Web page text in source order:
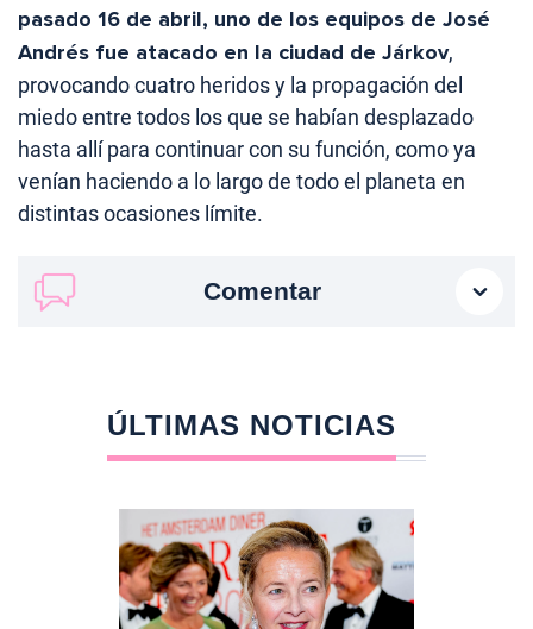
pasado 16 de abril, uno de los equipos de José
Andrés fue atacado en la ciudad de Járkov,
provocando cuatro heridos y la propagación del
miedo entre todos los que se habían desplazado
hasta allí para continuar con su función, como ya
venían haciendo a lo largo de todo el planeta en
distintas ocasiones límite.
Comentar
ÚLTIMAS NOTICIAS